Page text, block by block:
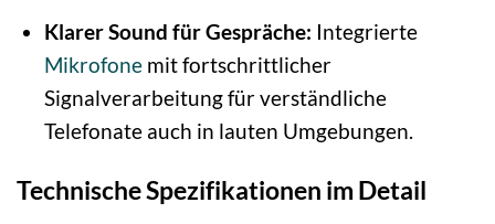
Klarer Sound für Gespräche: Integrierte
Mikrofonemit fortschrittlicher
Signalverarbeitung für verständliche
Telefonate auch in lauten Umgebungen.
Technische Spezifikationen im Detail